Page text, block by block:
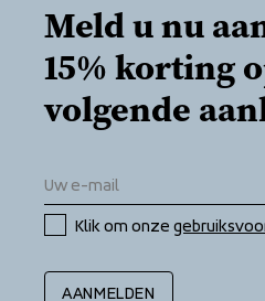
Meld u nu
15% korting
volgende
Klik om onze
AANMELDEN